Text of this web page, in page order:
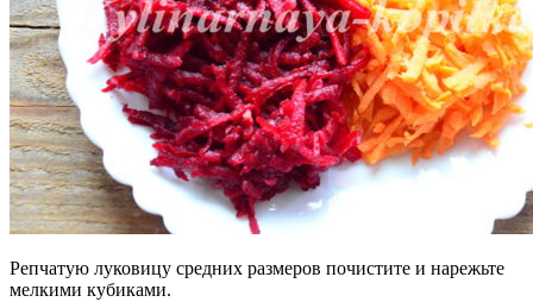
Репчатую луковицу средних размеров почистите и нарежьте
мелкими кубиками.